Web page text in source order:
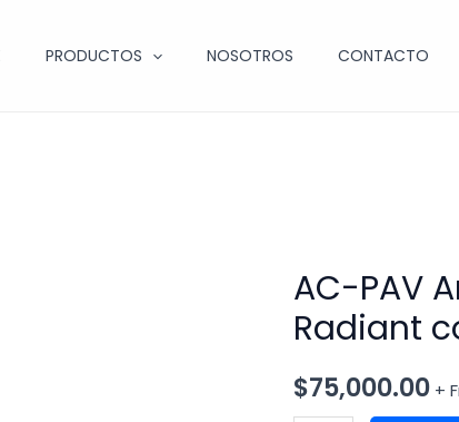
PRODUCTOS NOSOTROS CONTACTO
AC-PAV
Radiant
$75,000.00 +